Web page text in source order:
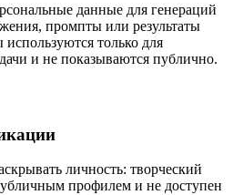
данные для генераций
промпты или результаты
только для
и не показываются публично.
личность: творческий
профилем и не доступен